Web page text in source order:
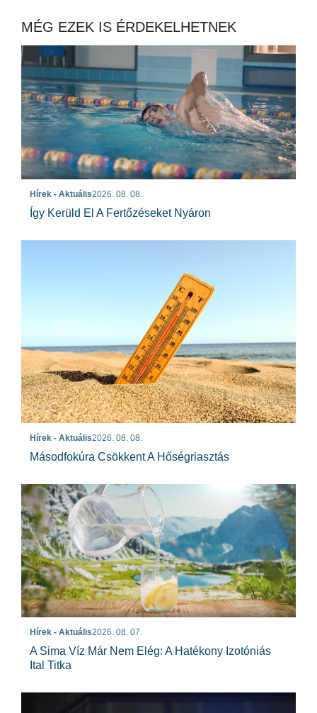
MÉG EZEK IS ÉRDEKELHETNEK
Hírek - Aktuális2026. 08. 08.
Így Kerüld El A Fertőzéseket Nyáron
Hírek - Aktuális2026. 08. 08.
Másodfokúra Csökkent A Hőségriasztás
Hírek - Aktuális2026. 08. 07.
A Sima Víz Már Nem Elég: A Hatékony Izotóniás
Ital Titka